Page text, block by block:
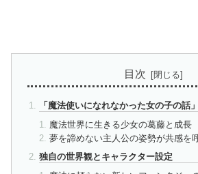
目次
「魔法使いになれなかった女の子の話
魔法世界に生きる少女の葛藤と成長
夢を諦めない主人公の姿勢が共感を
独自の世界観とキャラクター設定